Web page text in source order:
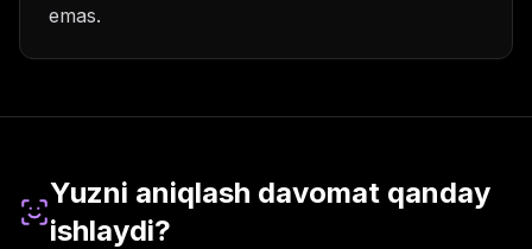
emas.
Yuzni aniqlash davomat qanday
ishlaydi?